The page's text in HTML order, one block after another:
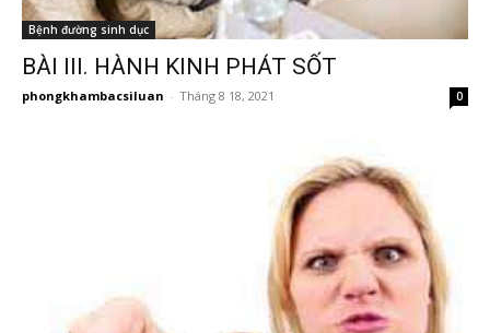
Bệnh đường sinh dục
BÀI III. HÀNH KINH PHÁT SỐT
phongkhambacsiluan - Tháng 8 18, 2021 0